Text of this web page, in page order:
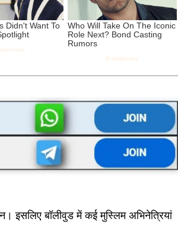
इसलिए बॉलीवुड में कई मुस्लिम अभिनेत्रियां